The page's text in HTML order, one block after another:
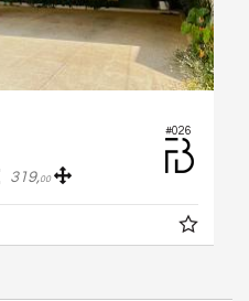
#026
319,00